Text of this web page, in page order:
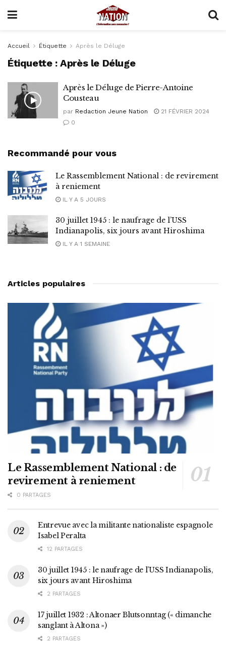
Accueil Étiquette Après le Déluge
Étiquette :Après le Déluge
Après le Déluge de Pierre-Antoine
Cousteau
par Redaction Jeune Nation
21 FÉVRIER 2024
0
Recommandé pour vous
Le Rassemblement National : de revirement
à reniement
IL Y A 5 JOURS
30 juillet 1945 : le naufrage de l’USS
Indianapolis, six jours avant Hiroshima
IL Y A 1 SEMAINE
Articles populaires
Le Rassemblement National : de
revirement à reniement
0 PARTAGES
Entrevue avec la militante nationaliste espagnole
Isabel Peralta
12 PARTAGES
30 juillet 1945 : le naufrage de l’USS Indianapolis,
six jours avant Hiroshima
2 PARTAGES
17 juillet 1932 : Altonaer Blutsonntag (« dimanche
sanglant à Altona »)
2 PARTAGES